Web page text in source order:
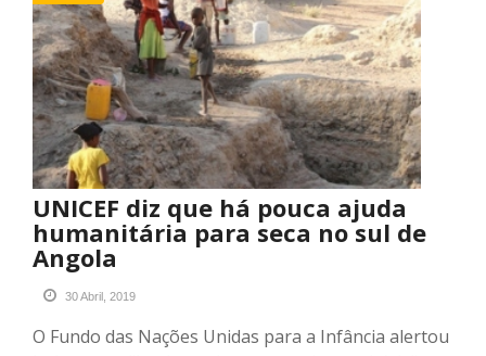
UNICEF diz que há pouca ajuda
humanitária para seca no sul de
Angola
30 Abril, 2019
O Fundo das Nações Unidas para a Infância alertou